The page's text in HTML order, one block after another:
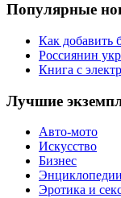
Популярные
Как добавить
Россиянин
Книга с
Лучшие
Авто-мото
Искусство
Бизнес
Энциклопедии
Эротика и